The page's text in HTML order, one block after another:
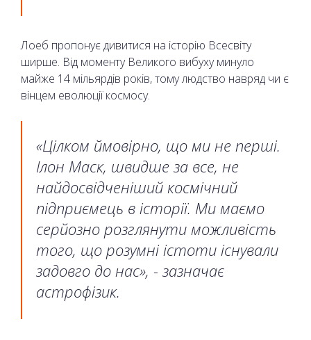
Лоеб пропонує дивитися на історію Всесвіту
ширше. Від моменту Великого вибуху минуло
майже 14 мільярдів років, тому людство навряд чи є
вінцем еволюції космосу.
«Цілком ймовірно, що ми не перші.
Ілон Маск, швидше за все, не
найдосвідченіший космічний
підприємець в історії. Ми маємо
серйозно розглянути можливість
того, що розумні істоти існували
задовго до нас», - зазначає
астрофізик.